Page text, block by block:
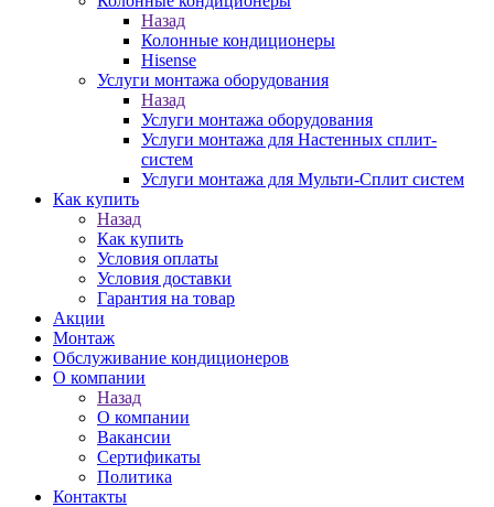
Назад
Колонные кондиционеры
Hisense
Услуги монтажа оборудования
Назад
Услуги монтажа оборудования
Услуги монтажа для Настенных сплит-
систем
Услуги монтажа для Мульти-Сплит систем
Как купить
Назад
Как купить
Условия оплаты
Условия доставки
Гарантия на товар
Акции
Монтаж
Обслуживание кондиционеров
О компании
Назад
О компании
Вакансии
Сертификаты
Политика
Контакты